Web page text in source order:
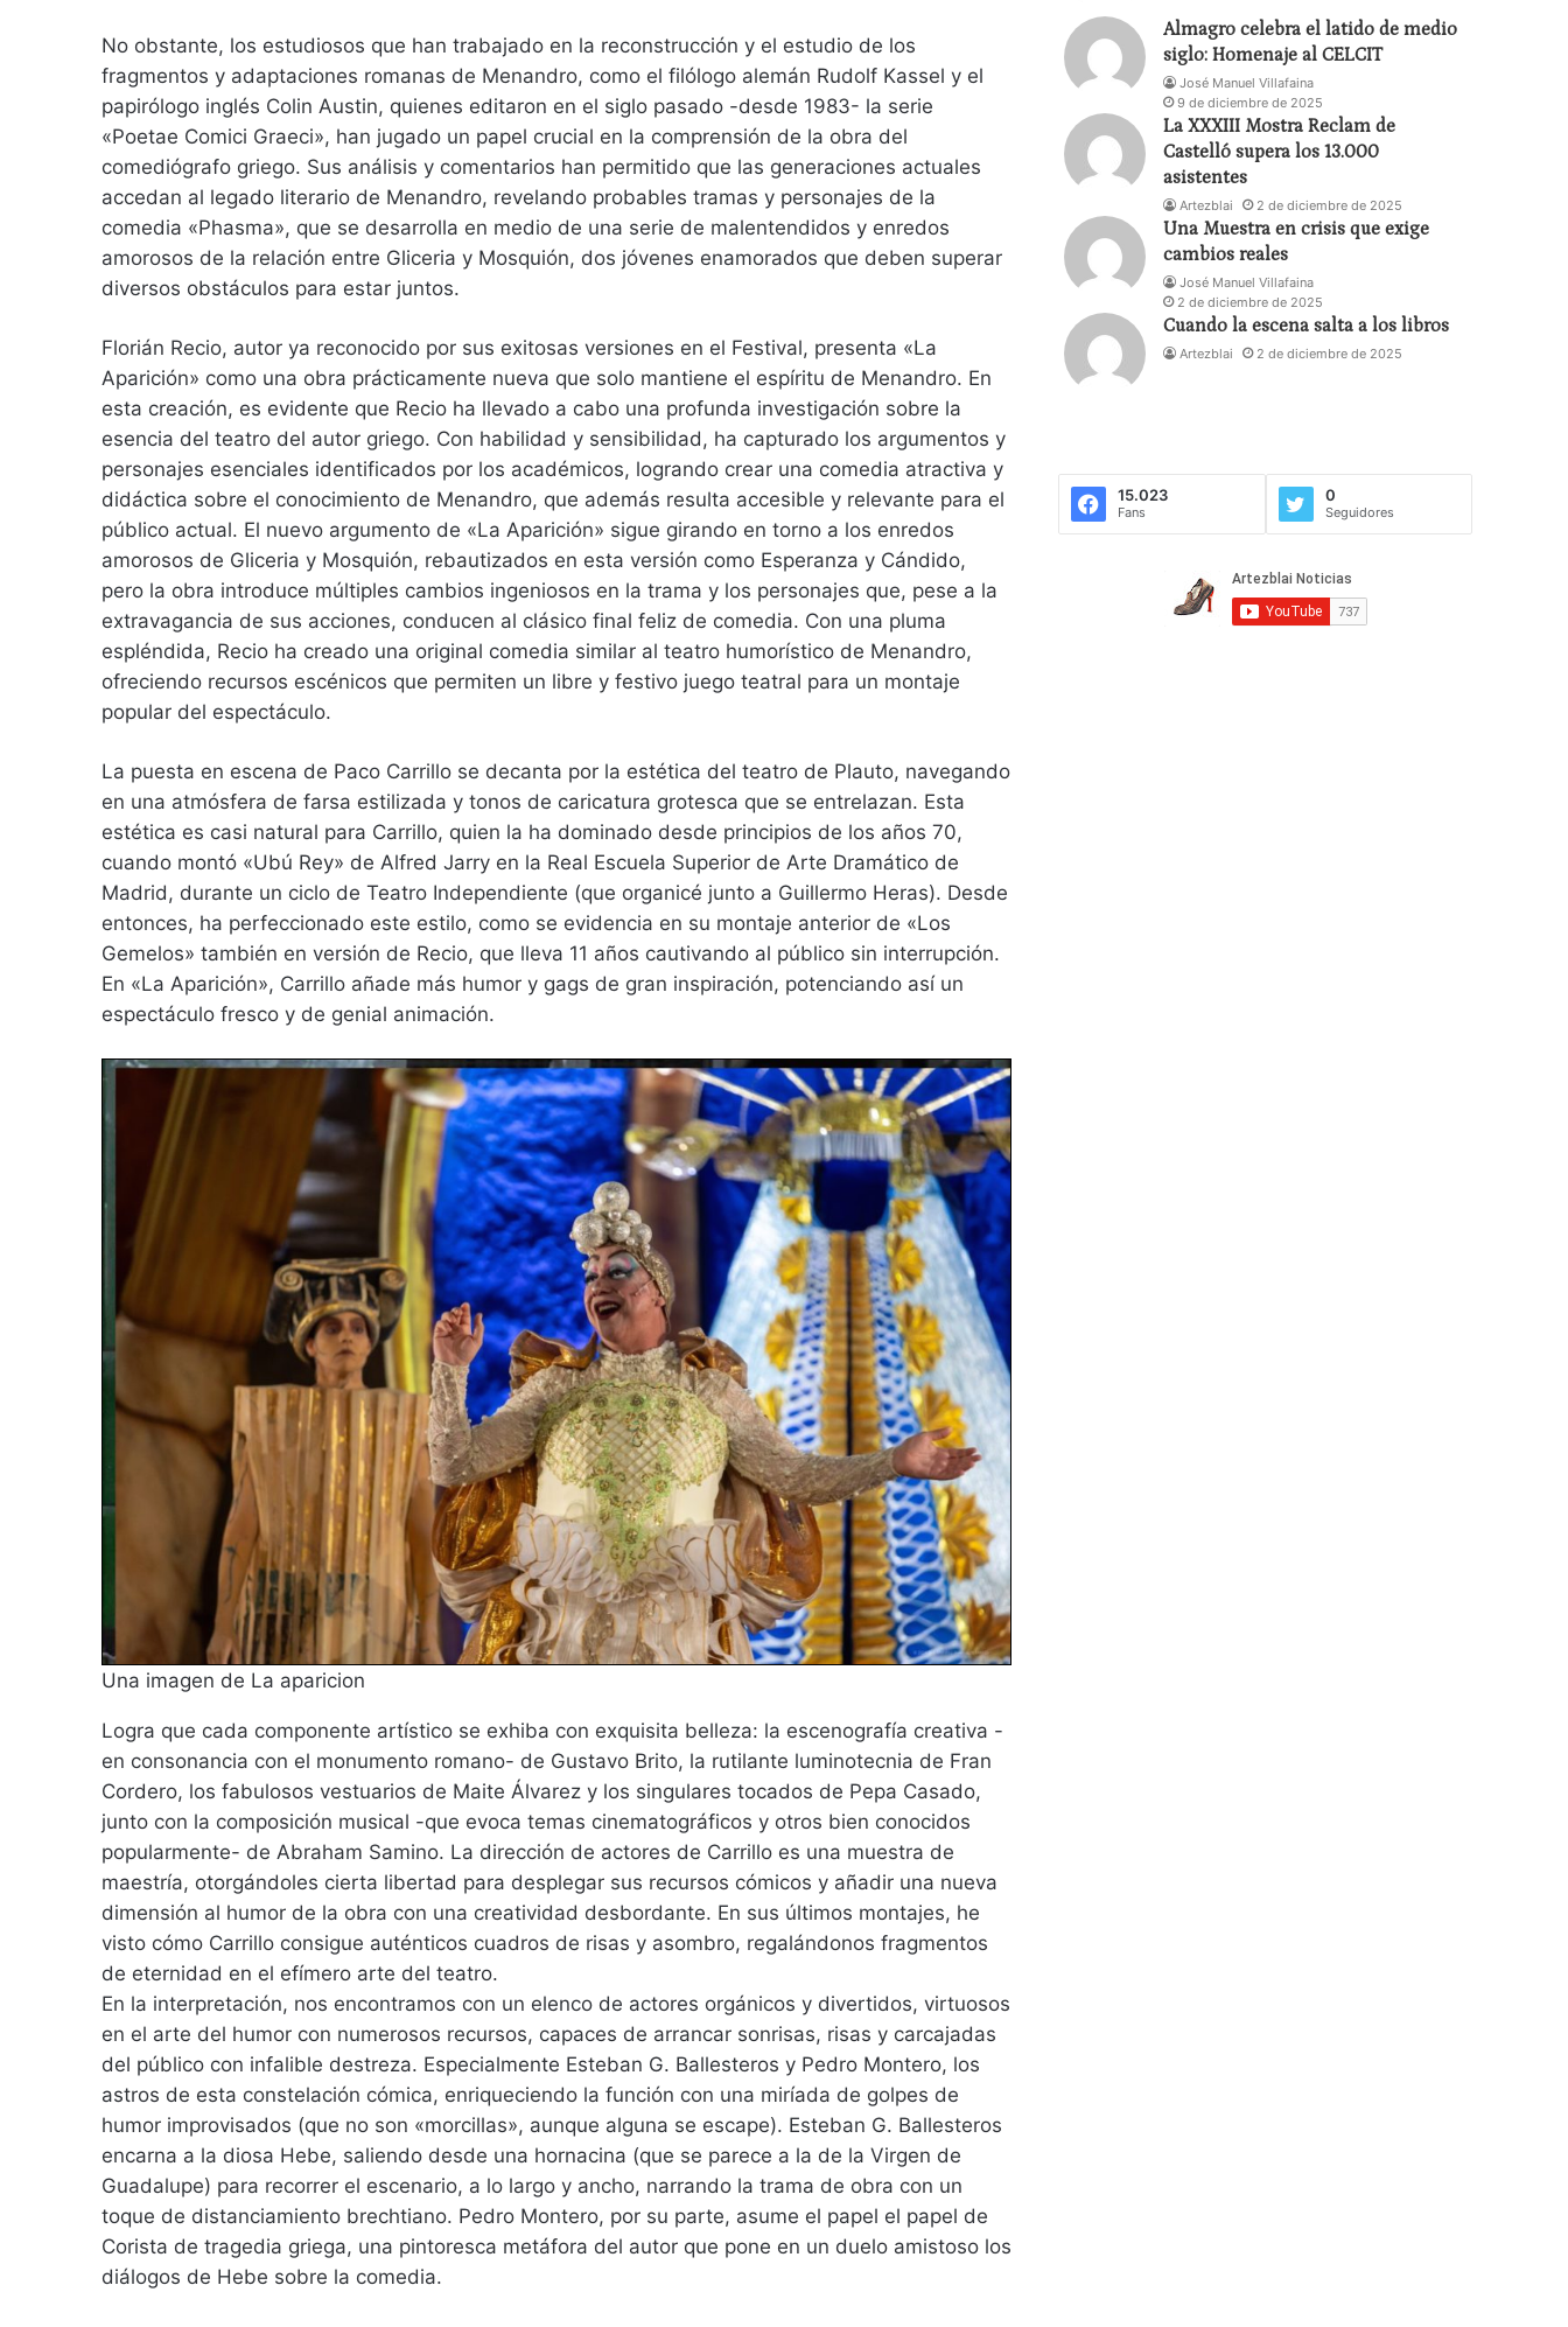
No obstante, los estudiosos que han trabajado en la reconstrucción y el estudio de los
fragmentos y adaptaciones romanas de Menandro, como el filólogo alemán Rudolf Kassel y el
papirólogo inglés Colin Austin, quienes editaron en el siglo pasado -desde 1983- la serie
«Poetae Comici Graeci», han jugado un papel crucial en la comprensión de la obra del
comediógrafo griego. Sus análisis y comentarios han permitido que las generaciones actuales
accedan al legado literario de Menandro, revelando probables tramas y personajes de la
comedia «Phasma», que se desarrolla en medio de una serie de malentendidos y enredos
amorosos de la relación entre Gliceria y Mosquión, dos jóvenes enamorados que deben superar
diversos obstáculos para estar juntos.
Florián Recio, autor ya reconocido por sus exitosas versiones en el Festival, presenta «La
Aparición» como una obra prácticamente nueva que solo mantiene el espíritu de Menandro. En
esta creación, es evidente que Recio ha llevado a cabo una profunda investigación sobre la
esencia del teatro del autor griego. Con habilidad y sensibilidad, ha capturado los argumentos y
personajes esenciales identificados por los académicos, logrando crear una comedia atractiva y
didáctica sobre el conocimiento de Menandro, que además resulta accesible y relevante para el
público actual. El nuevo argumento de «La Aparición» sigue girando en torno a los enredos
amorosos de Gliceria y Mosquión, rebautizados en esta versión como Esperanza y Cándido,
pero la obra introduce múltiples cambios ingeniosos en la trama y los personajes que, pese a la
extravagancia de sus acciones, conducen al clásico final feliz de comedia. Con una pluma
espléndida, Recio ha creado una original comedia similar al teatro humorístico de Menandro,
ofreciendo recursos escénicos que permiten un libre y festivo juego teatral para un montaje
popular del espectáculo.
La puesta en escena de Paco Carrillo se decanta por la estética del teatro de Plauto, navegando
en una atmósfera de farsa estilizada y tonos de caricatura grotesca que se entrelazan. Esta
estética es casi natural para Carrillo, quien la ha dominado desde principios de los años 70,
cuando montó «Ubú Rey» de Alfred Jarry en la Real Escuela Superior de Arte Dramático de
Madrid, durante un ciclo de Teatro Independiente (que organicé junto a Guillermo Heras). Desde
entonces, ha perfeccionado este estilo, como se evidencia en su montaje anterior de «Los
Gemelos» también en versión de Recio, que lleva 11 años cautivando al público sin interrupción.
En «La Aparición», Carrillo añade más humor y gags de gran inspiración, potenciando así un
espectáculo fresco y de genial animación.
Una imagen de La aparicion
Logra que cada componente artístico se exhiba con exquisita belleza: la escenografía creativa -
en consonancia con el monumento romano- de Gustavo Brito, la rutilante luminotecnia de Fran
Cordero, los fabulosos vestuarios de Maite Álvarez y los singulares tocados de Pepa Casado,
junto con la composición musical -que evoca temas cinematográficos y otros bien conocidos
popularmente- de Abraham Samino. La dirección de actores de Carrillo es una muestra de
maestría, otorgándoles cierta libertad para desplegar sus recursos cómicos y añadir una nueva
dimensión al humor de la obra con una creatividad desbordante. En sus últimos montajes, he
visto cómo Carrillo consigue auténticos cuadros de risas y asombro, regalándonos fragmentos
de eternidad en el efímero arte del teatro.
En la interpretación, nos encontramos con un elenco de actores orgánicos y divertidos, virtuosos
en el arte del humor con numerosos recursos, capaces de arrancar sonrisas, risas y carcajadas
del público con infalible destreza. Especialmente Esteban G. Ballesteros y Pedro Montero, los
astros de esta constelación cómica, enriqueciendo la función con una miríada de golpes de
humor improvisados (que no son «morcillas», aunque alguna se escape). Esteban G. Ballesteros
encarna a la diosa Hebe, saliendo desde una hornacina (que se parece a la de la Virgen de
Guadalupe) para recorrer el escenario, a lo largo y ancho, narrando la trama de obra con un
toque de distanciamiento brechtiano. Pedro Montero, por su parte, asume el papel el papel de
Corista de tragedia griega, una pintoresca metáfora del autor que pone en un duelo amistoso los
diálogos de Hebe sobre la comedia.
Almagro celebra el latido de medio
siglo: Homenaje al CELCIT
José Manuel Villafaina
9 de diciembre de 2025
La XXXIII Mostra Reclam de
Castelló supera los 13.000
asistentes
Artezblai 2 de diciembre de 2025
Una Muestra en crisis que exige
cambios reales
José Manuel Villafaina
2 de diciembre de 2025
Cuando la escena salta a los libros
Artezblai 2 de diciembre de 2025
15.023
Fans
0
Seguidores